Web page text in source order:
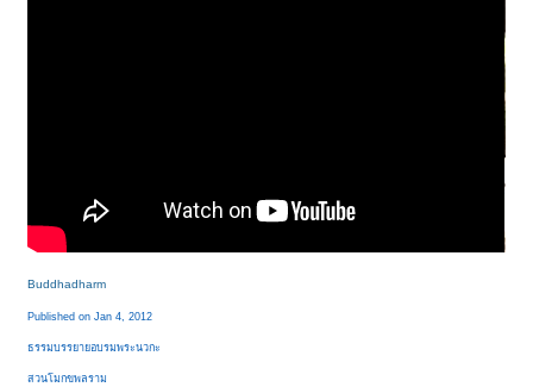
Buddhadharm
Published on Jan 4, 2012
ธรรมบรรยายอบรมพระนวกะ
สวนโมกขพลราม